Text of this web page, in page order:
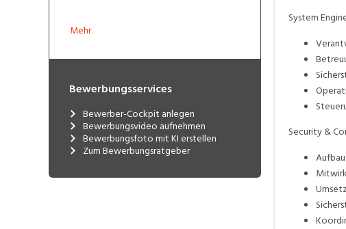
Mehr
Bewerbungsservices
Bewerber-Cockpit anlegen
Bewerbungsvideo aufnehmen
Bewerbungsfoto mit KI erstellen
Zum Bewerbungsratgeber
System
Security &